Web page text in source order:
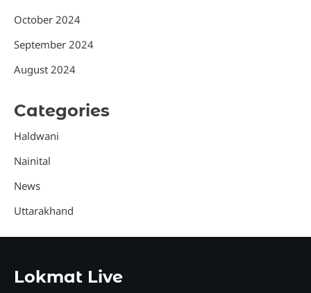
October 2024
September 2024
August 2024
Categories
Haldwani
Nainital
News
Uttarakhand
Lokmat Live